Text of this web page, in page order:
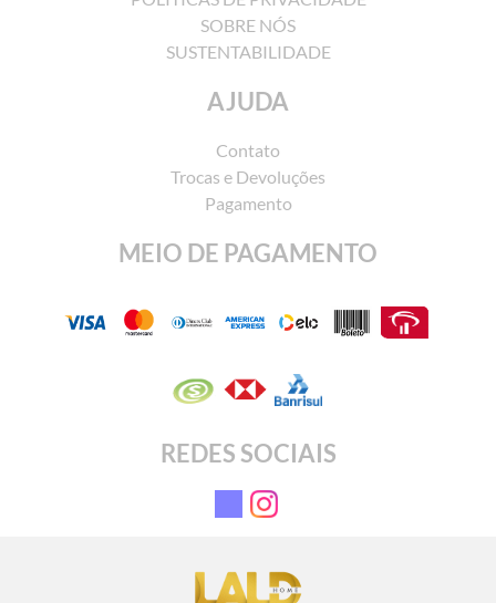
SOBRE NÓS
SUSTENTABILIDADE
AJUDA
Contato
Trocas e Devoluções
Pagamento
MEIO DE PAGAMENTO
REDES SOCIAIS